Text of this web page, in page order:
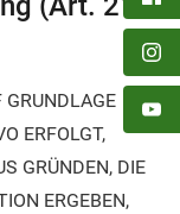
GRUNDLAGE
ERFOLGT,
GRÜNDEN, DIE
ERGEBEN,